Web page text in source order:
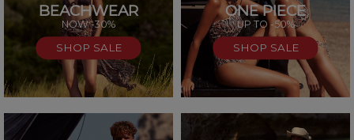
BEACHWEAR
NOW -30%
SHOP SALE
ONE PIECE
UP TO -50%
SHOP SALE